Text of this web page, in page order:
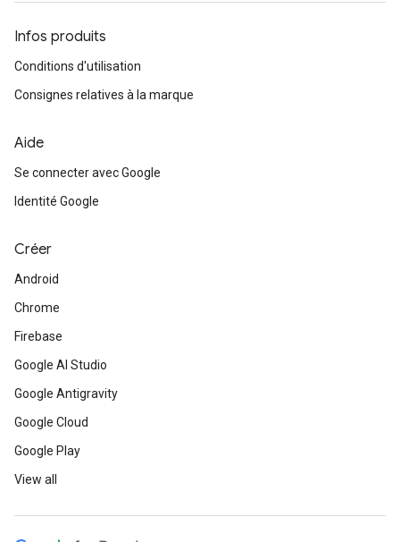
Infos produits
Conditions d'utilisation
Consignes relatives à la marque
Aide
Se connecter avec Google
Identité Google
Créer
Android
Chrome
Firebase
Google AI Studio
Google Antigravity
Google Cloud
Google Play
View all